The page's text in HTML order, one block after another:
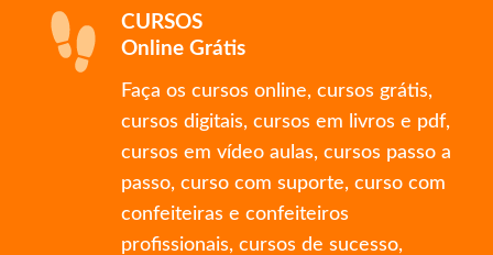
CURSOS
Online Grátis
Faça os cursos online, cursos grátis,
cursos digitais, cursos em livros e pdf,
cursos em vídeo aulas, cursos passo a
passo, curso com suporte, curso com
confeiteiras e confeiteiros
profissionais, cursos de sucesso,